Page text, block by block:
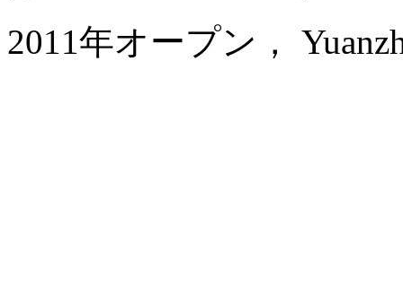
2011年オープン，